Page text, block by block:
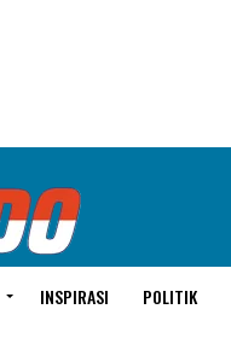
INSPIRASI POLITIK